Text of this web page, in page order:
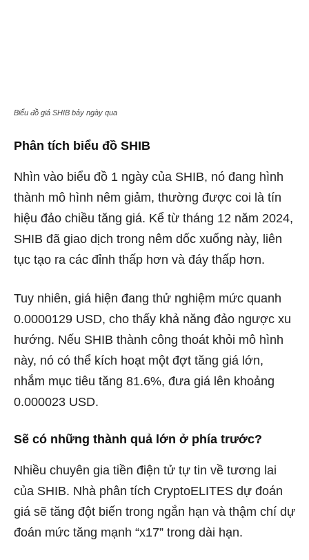
Biểu đồ giá SHIB bảy ngày qua
Phân tích biểu đồ SHIB
Nhìn vào biểu đồ 1 ngày của SHIB, nó đang hình
thành mô hình nêm giảm, thường được coi là tín
hiệu đảo chiều tăng giá. Kể từ tháng 12 năm 2024,
SHIB đã giao dịch trong nêm dốc xuống này, liên
tục tạo ra các đỉnh thấp hơn và đáy thấp hơn.
Tuy nhiên, giá hiện đang thử nghiệm mức quanh
0.0000129 USD, cho thấy khả năng đảo ngược xu
hướng. Nếu SHIB thành công thoát khỏi mô hình
này, nó có thể kích hoạt một đợt tăng giá lớn,
nhắm mục tiêu tăng 81.6%, đưa giá lên khoảng
0.000023 USD.
Sẽ có những thành quả lớn ở phía trước?
Nhiều chuyên gia tiền điện tử tự tin về tương lai
của SHIB. Nhà phân tích CryptoELITES dự đoán
giá sẽ tăng đột biến trong ngắn hạn và thậm chí dự
đoán mức tăng mạnh “x17” trong dài hạn.